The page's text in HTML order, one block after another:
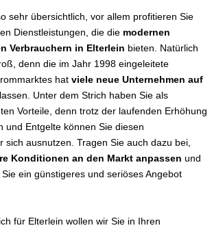
sehr übersichtlich, vor allem profitieren Sie
Dienstleistungen, die die modernen
Verbrauchern in Elterlein bieten. Natürlich
denn die im Jahr 1998 eingeleitete
hat viele neue Unternehmen auf
lassen. Unter dem Strich haben Sie als
Vorteile, denn trotz der laufenden Erhöhung
und Entgelte können Sie diesen
sich ausnutzen. Tragen Sie auch dazu bei,
Konditionen an den Markt anpassen und
ein günstigeres und seriöses Angebot
für Elterlein wollen wir Sie in Ihren